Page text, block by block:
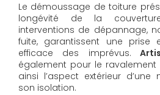
Le démoussage de toiture
longévité de la
interventions de dépannage,
fuite, garantissent une prise
efficace des imprévus.
également pour le
ainsi l’aspect extérieur
son isolation.